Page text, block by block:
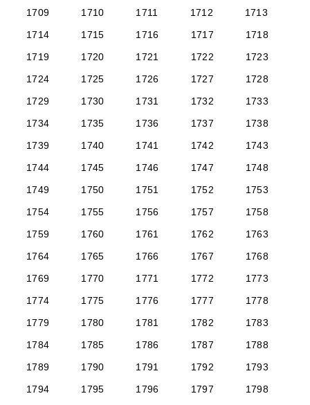
1709
1710 1711 1712
1713
1714
1715 1716 1717
1718
1719
1720 1721 1722
1723
1724
1725 1726 1727
1728
1729
1730 1731 1732
1733
1734
1735 1736 1737
1738
1739
1740 1741 1742
1743
1744
1745 1746 1747
1748
1749
1750 1751 1752
1753
1754
1755 1756 1757
1758
1759
1760 1761 1762
1763
1764
1765 1766 1767
1768
1769
1770 1771 1772
1773
1774
1775 1776 1777
1778
1779
1780 1781 1782
1783
1784
1785 1786 1787
1788
1789
1790 1791 1792
1793
1794
1795 1796 1797
1798